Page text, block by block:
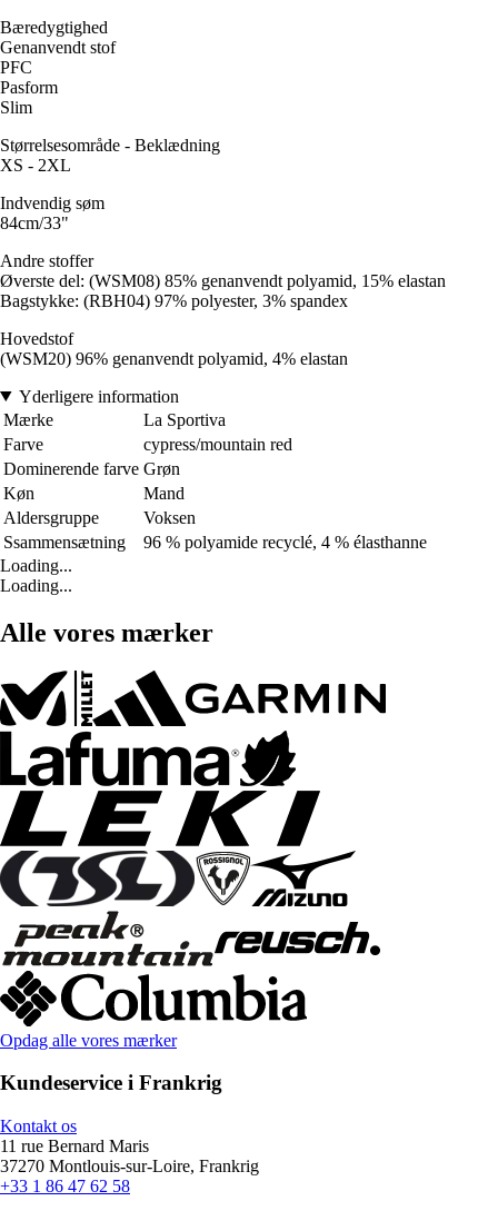
Bæredygtighed
Genanvendt stof
PFC
Pasform
Slim
Størrelsesområde - Beklædning
XS - 2XL
Indvendig søm
84cm/33"
Andre stoffer
Øverste del: (WSM08) 85% genanvendt polyamid, 15% elastan
Bagstykke: (RBH04) 97% polyester, 3% spandex
Hovedstof
(WSM20) 96% genanvendt polyamid, 4% elastan
Yderligere information
Mærke
La Sportiva
Farve
cypress/mountain red
Dominerende farve Grøn
Køn
Mand
Aldersgruppe
Voksen
Ssammensætning
96 % polyamide recyclé, 4 % élasthanne
Loading...
Loading...
Alle vores mærker
Opdag alle vores mærker
Kundeservice i Frankrig
Kontakt os
11 rue Bernard Maris
37270 Montlouis-sur-Loire, Frankrig
+33 1 86 47 62 58